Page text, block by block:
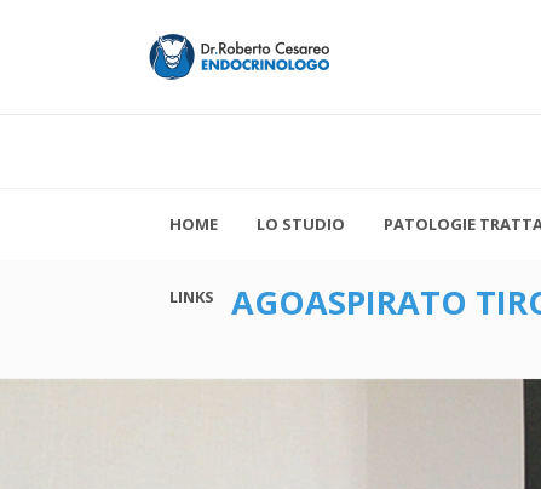
HOME LO STUDIO PATOLOGIE
LINKS AGOASPIRATO